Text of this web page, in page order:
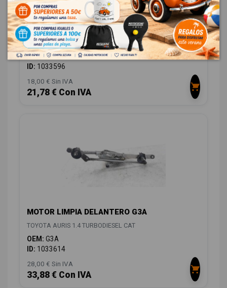
SENSOR 8918306010 0265005854
TOYOTA AURIS 1.4 TURBODIESEL CAT
OEM: 8918306010
ID: 1033596
18,00 € Sin IVA
21,78 € Con IVA
MOTOR LIMPIA DELANTERO G3A
TOYOTA AURIS 1.4 TURBODIESEL CAT
OEM: G3A
ID: 1033614
28,00 € Sin IVA
33,88 € Con IVA